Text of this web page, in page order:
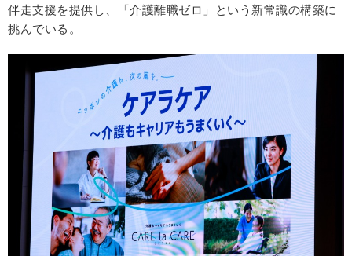
伴走支援を提供し、「介護離職ゼロ」という新常識の構築に
挑んでいる。